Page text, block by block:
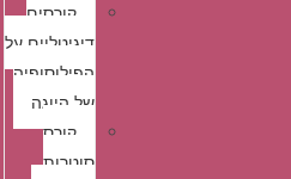
קורסים
דיגיטליים על
הפילוסופיה
של היוגה
קורס
סוטרות